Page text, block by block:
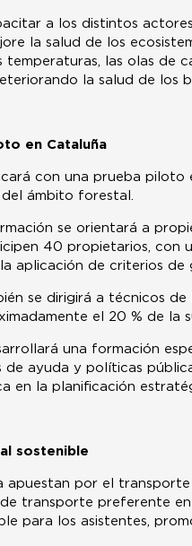
a los distintos
la salud de los
temperaturas, las olas de
la salud de los
en Cataluña
con una prueba piloto
ámbito forestal.
se orientará a
40 propietarios, con
aplicación de criterios
se dirigirá a técnicos
el 20 % de
una formación
de ayuda y políticas
en la planificación
sostenible
apuestan por el
transporte preferente
para los asistentes,